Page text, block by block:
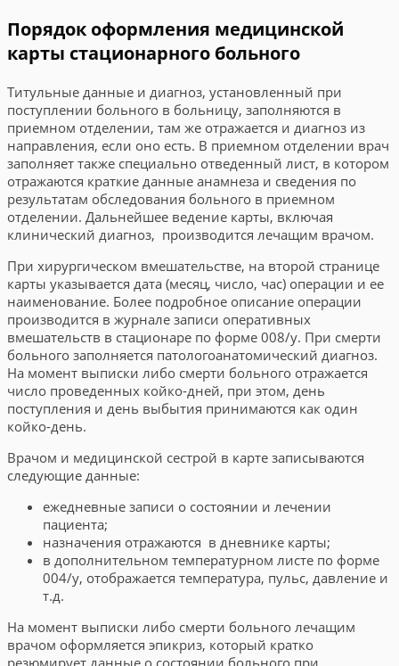
Порядок оформления медицинской
карты стационарного больного
Титульные данные и диагноз, установленный при
поступлении больного в больницу, заполняются в
приемном отделении, там же отражается и диагноз из
направления, если оно есть. В приемном отделении врач
заполняет также специально отведенный лист, в котором
отражаются краткие данные анамнеза и сведения по
результатам обследования больного в приемном
отделении. Дальнейшее ведение карты, включая
клинический диагноз, производится лечащим врачом.
При хирургическом вмешательстве, на второй странице
карты указывается дата (месяц, число, час) операции и ее
наименование. Более подробное описание операции
производится в журнале записи оперативных
вмешательств в стационаре по форме 008/у. При смерти
больного заполняется патологоанатомический диагноз.
На момент выписки либо смерти больного отражается
число проведенных койко-дней, при этом, день
поступления и день выбытия принимаются как один
койко-день.
Врачом и медицинской сестрой в карте записываются
следующие данные:
ежедневные записи о состоянии и лечении
пациента;
назначения отражаются в дневнике карты;
в дополнительном температурном листе по форме
004/у, отображается температура, пульс, давление и
т.д.
На момент выписки либо смерти больного лечащим
врачом оформляется эпикриз, который кратко
резюмирует данные о состоянии больного при